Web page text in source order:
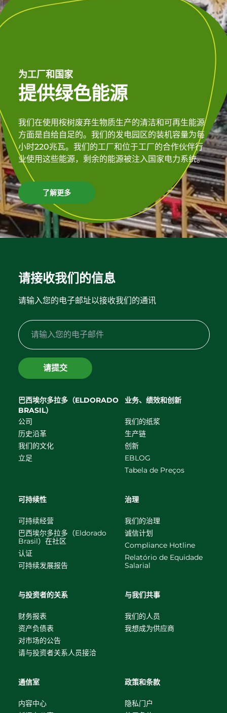
为工厂和国家
提供绿色能源
我们在使用桉树废弃生物质生产的清洁和可再生能源
方面是自给自足的。我们的发电园区的装机容量为每
小时220兆瓦。我们的工厂和位于工厂的合作伙伴行
业使用这些能源，剩余的能源被注入国家电力系统。
了解更多
请接收我们的信息
请输入您的电子邮址以接收我们的通讯
请提交
巴西埃尔多拉多（ELDORADO
BRASIL）
公司
历史沿革
我们的文化
立足
业务、绩效和创新
我们的纸浆
生产链
创新
EBLOG
Tabela de Preços
可持续性
可持续经营
巴西埃尔多拉多（Eldorado
Brasil）在社区
认证
可持续发展报告
治理
我们的治理
诚信计划
Compliance Hotline
Relatório de Equidade
Salarial
与投资者的关系
财务报表
资产负债表
对市场的公告
请与投资者关系人员接洽
与我们共事
我们的人员
我想成为供应商
通信室
内容中心
政策和条款
隐私门户